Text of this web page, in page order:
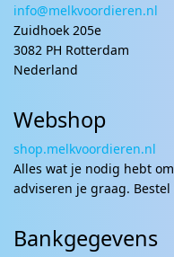
info@melkvoordieren.nl
Zuidhoek 205e
3082 PH Rotterdam
Nederland
Webshop
shop.melkvoordieren.nl
Alles wat je nodig hebt
adviseren je graag.
Bankgegevens